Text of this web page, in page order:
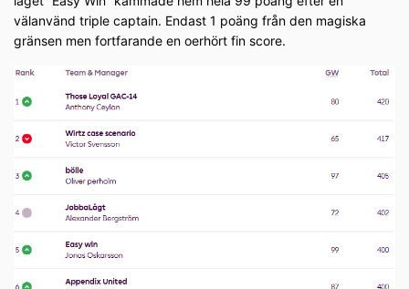
välanvänd triple captain. Endast 1 poäng från den magiska
gränsen men fortfarande en oerhört fin score.